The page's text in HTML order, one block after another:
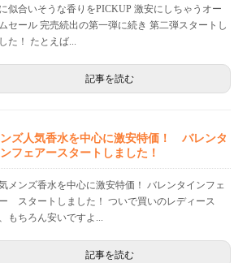
似合いそうな香りをPICKUP 激安にしちゃうオー
セール 完売続出の第一弾に続き 第二弾スタートし
た！ たとえば...
記事を読む
ズ人気香水を中心に激安特価！ バレンタ
フェアースタートしました！
メンズ香水を中心に激安特価！ バレンタインフェ
スタートしました！ ついで買いのレディース
もちろん安いですよ...
記事を読む